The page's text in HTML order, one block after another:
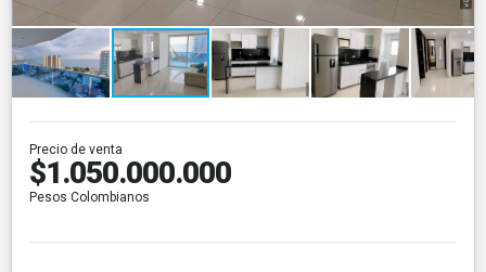
Precio de venta
$1.050.000.000
Pesos Colombianos